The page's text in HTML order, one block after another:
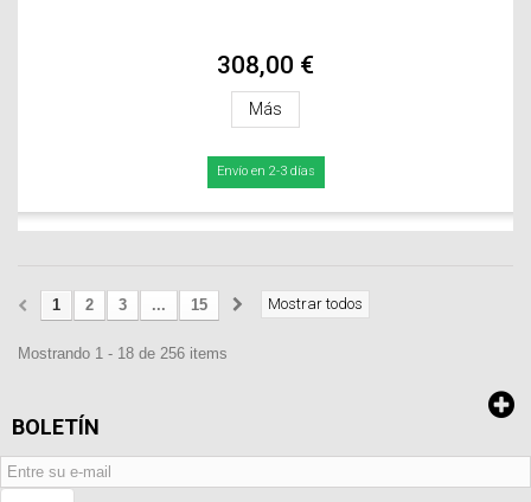
308,00 €
Más
Envío en 2-3 días
Mostrar todos
1 2 3 ... 15
Mostrando 1 - 18 de 256 items
BOLETÍN